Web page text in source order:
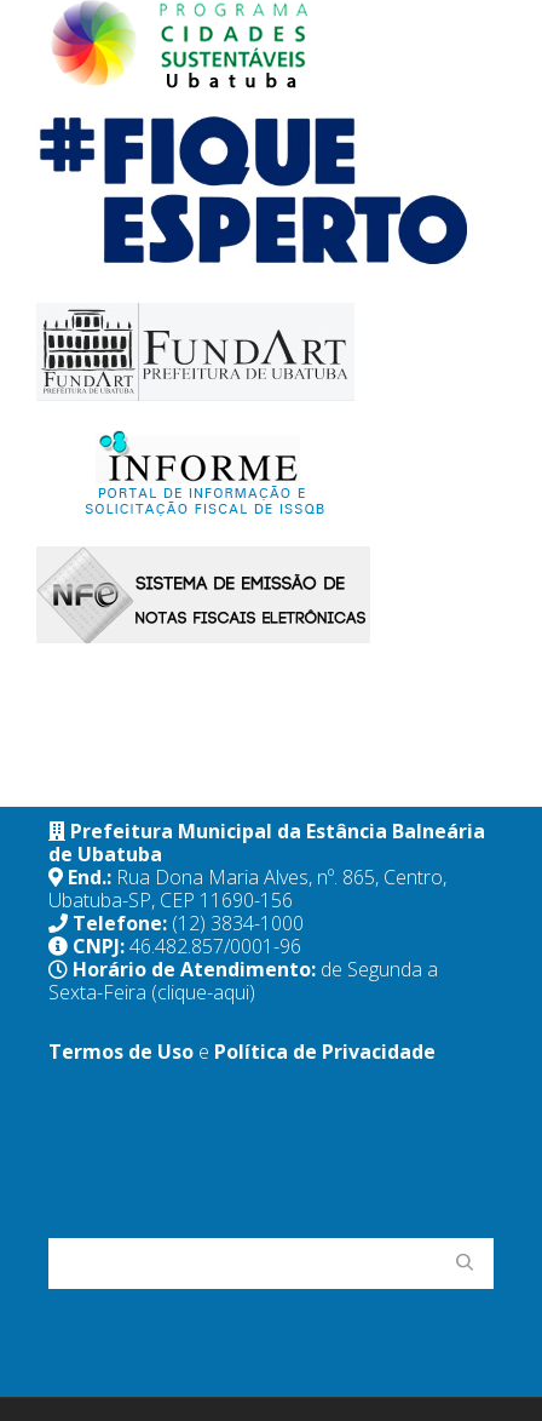
Prefeitura Municipal da Estância Balneária
de Ubatuba
End.: Rua Dona Maria Alves, nº. 865, Centro,
Ubatuba-SP, CEP 11690-156
Telefone: (12) 3834-1000
CNPJ:46.482.857/0001-96
Horário de Atendimento: de Segunda a
Sexta-Feira (clique-aqui)
Termos de Uso e Política de Privacidade